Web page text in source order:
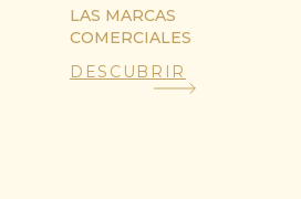
LAS MARCAS
COMERCIALES
DESCUBRIR